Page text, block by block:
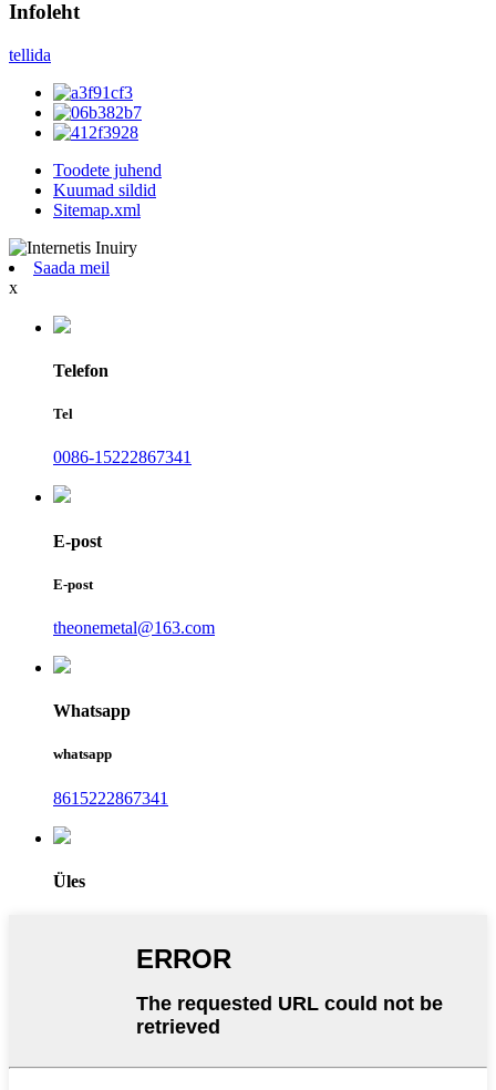
Infoleht
tellida
Toodete juhend
Kuumad sildid
Sitemap.xml
Saada meil
x
Telefon
Tel
0086-15222867341
E-post
E-post
theonemetal@163.com
Whatsapp
whatsapp
8615222867341
Üles